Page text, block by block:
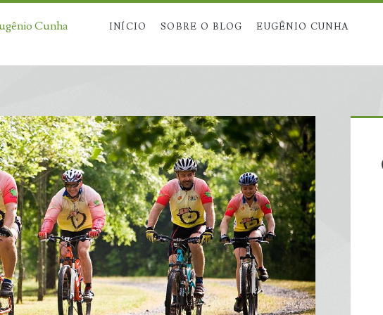
Cunha INÍCIO SOBRE O BLOG EUGÊNIO CUNHA